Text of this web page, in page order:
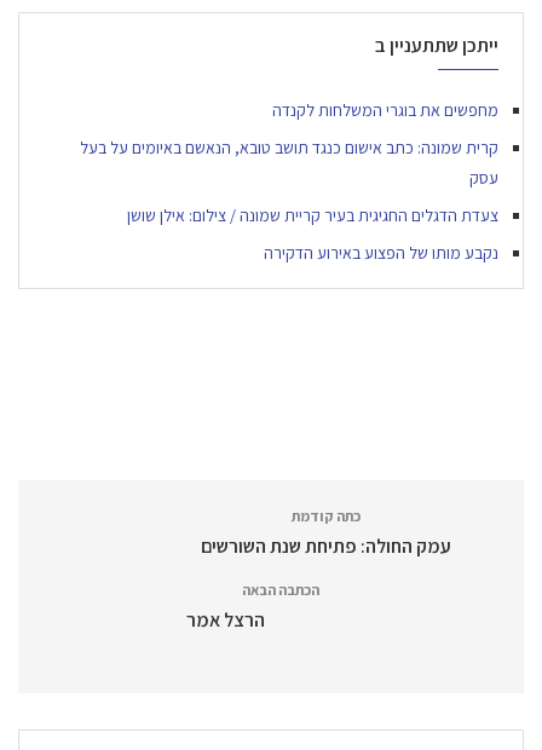
ייתכן שתתעניין ב
מחפשים את בוגרי המשלחות לקנדה
קרית שמונה: כתב אישום כנגד תושב טובא, הנאשם באיומים על בעל
עסק
צעדת הדגלים החגיגית בעיר קריית שמונה / צילום: אילן שושן
נקבע מותו של הפצוע באירוע הדקירה
כתה קודמת
עמק החולה: פתיחת שנת השורשים
הכתבה הבאה
הרצל אמר